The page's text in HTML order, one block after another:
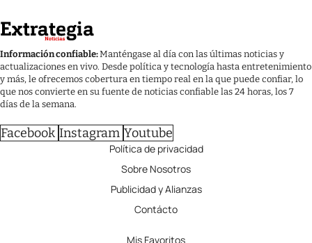
Información confiable:Manténgase al día con las últimas noticias y
actualizaciones en vivo. Desde política y tecnología hasta entretenimiento
y más, le ofrecemos cobertura en tiempo real en la que puede confiar, lo
que nos convierte en su fuente de noticias confiable las 24 horas, los 7
días de la semana.
Facebook Instagram Youtube
Política de privacidad
Sobre Nosotros
Publicidad y Alianzas
Contácto
Mis Favoritos